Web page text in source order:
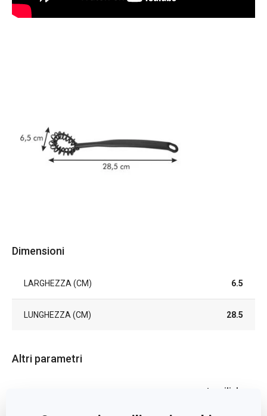
Dimensioni
LARGHEZZA (CM) 6.5
LUNGHEZZA (CM) 28.5
Altri parametri
utensili da